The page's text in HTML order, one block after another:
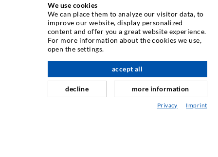
TECHNIQUE D'INJECTION
Injection de fissures
Etanchéification horizontale
Injection de voile/maçonnerie
Assainissement de joint
à l'étage
We use cookies
We can place them to analyze our visitor data, to
improve our website, display personalized
content and offer you a great website experience.
For more information about the cookies we use,
open the settings.
decline
accept all
more information
Privacy Imprint